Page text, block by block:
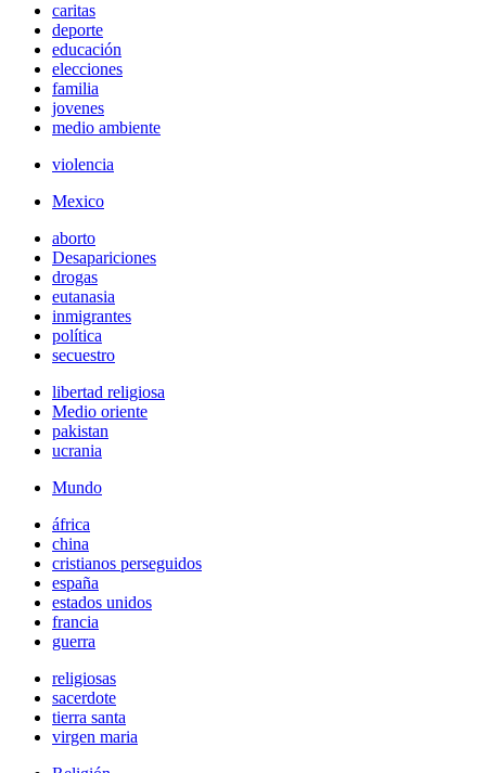
caritas
deporte
educación
elecciones
familia
jovenes
medio ambiente
violencia
Mexico
aborto
Desapariciones
drogas
eutanasia
inmigrantes
política
secuestro
libertad religiosa
Medio oriente
pakistan
ucrania
Mundo
áfrica
china
cristianos perseguidos
españa
estados unidos
francia
guerra
religiosas
sacerdote
tierra santa
virgen maria